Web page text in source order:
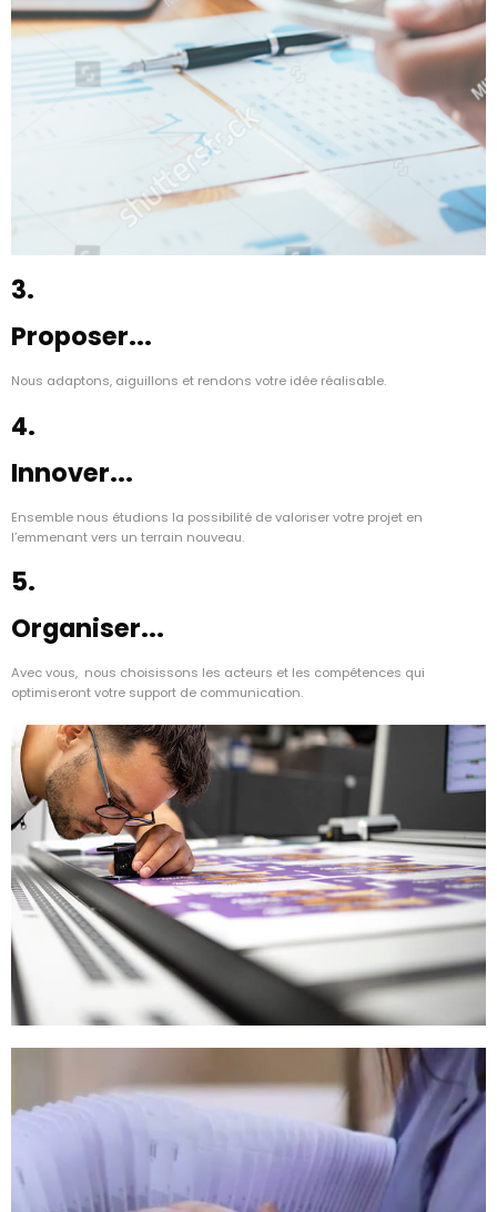
3.
Proposer...
Nous adaptons, aiguillons et rendons votre idée réalisable.
4.
Innover...
Ensemble nous étudions la possibilité de valoriser votre projet en
l’emmenant vers un terrain nouveau.
5.
Organiser...
Avec vous, nous choisissons les acteurs et les compétences qui
optimiseront votre support de communication.